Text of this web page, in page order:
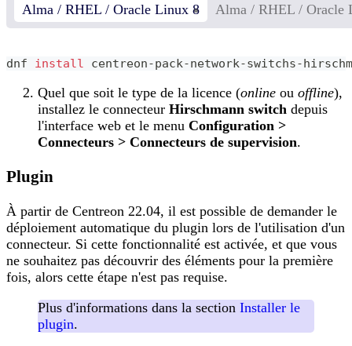
Alma / RHEL / Oracle Linux 8 Alma / RHEL / Oracle
dnf install centreon-pack-network-switchs-
Quel que soit le type de la licence (online ou offline),
installez le connecteur Hirschmann switch depuis
l'interface web et le menu Configuration >
Connecteurs > Connecteurs de supervision.
Plugin
À partir de Centreon 22.04, il est possible de demander le
déploiement automatique du plugin lors de l'utilisation d'un
connecteur. Si cette fonctionnalité est activée, et que vous
ne souhaitez pas découvrir des éléments pour la première
fois, alors cette étape n'est pas requise.
Plus d'informations dans la section Installer le
plugin.